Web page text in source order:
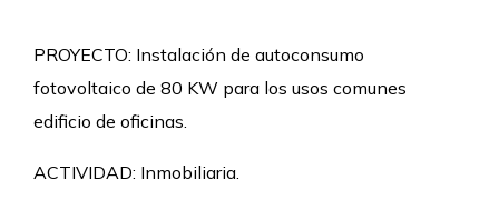
PROYECTO: Instalación de autoconsumo
fotovoltaico de 80 KW para los usos comunes
edificio de oficinas.
ACTIVIDAD: Inmobiliaria.